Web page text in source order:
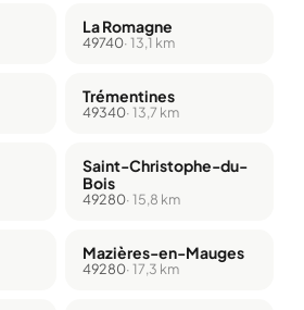
La Romagne
49740· 13,1 km
Trémentines
49340· 13,7 km
Saint-Christophe-du-
Bois
49280· 15,8 km
Mazières-en-Mauges
49280· 17,3 km